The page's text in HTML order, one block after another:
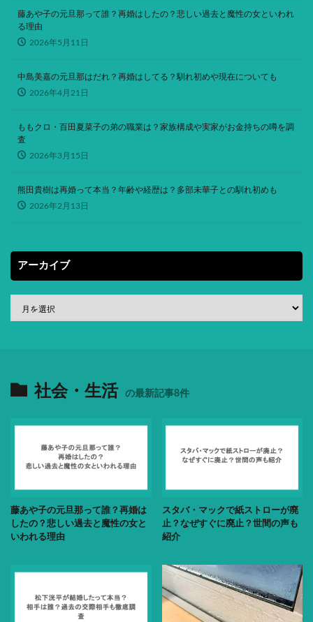
藤あや子の元旦那って誰？再婚はしたの？悲しい過去と魔性の女といわれ
る理由
2026年5月11日
中島美嘉の元旦那はだれ？再婚はしてる？馴れ初めや現在についても
2026年4月21日
ももクロ・百田夏菜子の弟の職業は？家族構成や実家がお金持ちの噂を調
査
2026年3月15日
熊田貴樹は再婚って本当？年齢や経歴は？多部未華子との馴れ初めも
2026年2月13日
アーカイブ
社会・生活 の最新記事8件
藤あや子の元旦那って誰？再婚は
したの？悲しい過去と魔性の女と
いわれる理由
スタバ・マックで紙ストローが廃
止？なぜすぐに廃止？世間の声も
紹介